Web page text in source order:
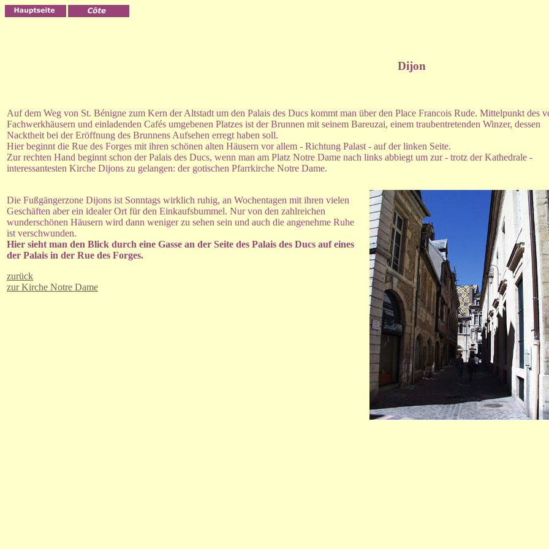
Dijon
Auf dem Weg von St. Bénigne zum Kern der Altstadt um den Palais des Ducs kommt man über den Place Francois Rude. Mittelpunkt des
Fachwerkhäusern und einladenden Cafés umgebenen Platzes ist der Brunnen mit seinem Bareuzai, einem traubentretenden Winzer, dessen
Nacktheit bei der Eröffnung des Brunnens Aufsehen erregt haben soll.
Hier beginnt die Rue des Forges mit ihren schönen alten Häusern vor allem - Richtung Palast - auf der linken Seite.
Zur rechten Hand beginnt schon der Palais des Ducs, wenn man am Platz Notre Dame nach links abbiegt um zur - trotz der Kathedrale -
interessantesten Kirche Dijons zu gelangen: der gotischen Pfarrkirche Notre Dame.
Die Fußgängerzone Dijons ist Sonntags wirklich ruhig, an Wochentagen mit ihren vielen
Geschäften aber ein idealer Ort für den Einkaufsbummel. Nur von den zahlreichen
wunderschönen Häusern wird dann weniger zu sehen sein und auch die angenehme Ruhe
ist verschwunden.
Hier sieht man den Blick durch eine Gasse an der Seite des Palais des Ducs auf eines
der Palais in der Rue des Forges.
zurück
zur Kirche Notre Dame